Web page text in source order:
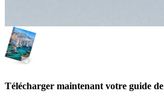
Télécharger maintenant votre guide